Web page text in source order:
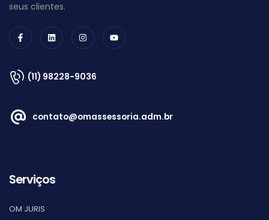
seus clientes.
(11) 98228-9036
contato@omassessoria.adm.br
Serviços
OM JURIS